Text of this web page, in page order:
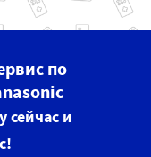
по
сейчас и